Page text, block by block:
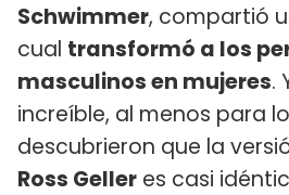
Schwimmer, compartió
cual transformó a los
masculinos en mujeres.
increíble, al menos para
descubrieron que la
Ross Geller es casi